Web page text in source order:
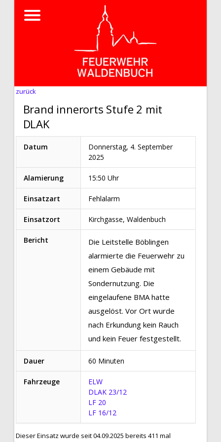
zurück
Brand innerorts Stufe 2 mit
DLAK
Datum
Donnerstag, 4. September
2025
Alamierung 15:50 Uhr
Einsatzart Fehlalarm
Einsatzort Kirchgasse, Waldenbuch
Bericht
Die Leitstelle Böblingen
alarmierte die Feuerwehr zu
einem Gebäude mit
Sondernutzung. Die
eingelaufene BMA hatte
ausgelöst. Vor Ort wurde
nach Erkundung kein Rauch
und kein Feuer festgestellt.
Dauer 60 Minuten
Fahrzeuge
ELW
DLAK 23/12
LF 20
LF 16/12
Dieser Einsatz wurde seit 04.09.2025 bereits 411 mal